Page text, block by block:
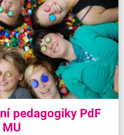
pedagogiky PdF
MU